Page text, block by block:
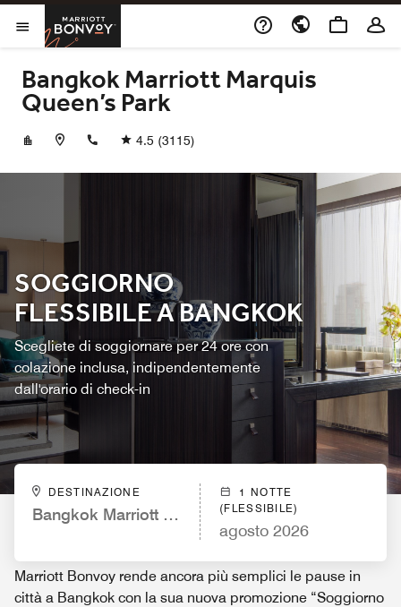
Skip to Content
Aprite il menu
Marriott Bonvoy
Bangkok Marriott Marquis
Queen’s Park
+6620595555
4.5 (3115)
SOGGIORNO
FLESSIBILE A BANGKOK
Scegliete di soggiornare per 24 ore con
colazione inclusa, indipendentemente
dall'orario di check-in
DESTINAZIONE
Bangkok Marriott Marquis Queen’s Park
1 NOTTE
(FLESSIBILE)
agosto 2026
Marriott Bonvoy rende ancora più semplici le pause in
città a Bangkok con la sua nuova promozione “Soggiorno